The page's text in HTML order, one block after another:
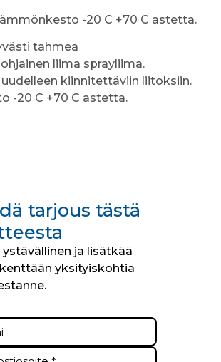
-20 C +70 C astetta.
tahmea
liima sprayliima.
kiinnitettäviin liitoksiin.
-20 C +70 C astetta.
tarjous tästä
ystävällinen ja lisätkää
yksityiskohtia